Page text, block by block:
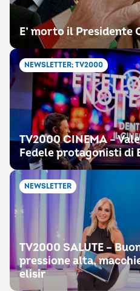
E’ morto il Presidente
NEWSLETTER; TV2000
TV2000 CINEMA –
Fedele protagonisti
NEWSLETTER
TV2000 SALUTE –
pressione alta,
elisir